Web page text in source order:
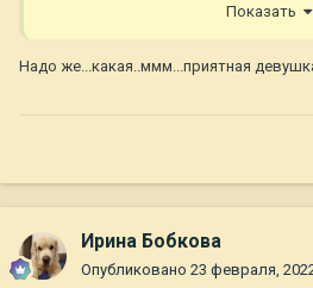
Показать
Надо же...какая..ммм...приятная
Ирина Бобкова
Опубликовано 23 февраля,